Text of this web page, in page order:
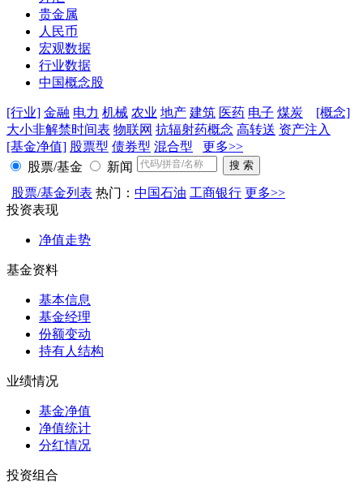
贵金属
人民币
宏观数据
行业数据
中国概念股
[行业] 金融 电力 机械 农业 地产 建筑 医药 电子 煤炭
[概念]
大小非解禁时间表 物联网 抗辐射药概念 高转送 资产注入
[基金净值] 股票型 债券型 混合型
更多>>
股票/基金
新闻
股票/基金列表 热门： 中国石油 工商银行 更多>>
投资表现
净值走势
基金资料
基本信息
基金经理
份额变动
持有人结构
业绩情况
基金净值
净值统计
分红情况
投资组合